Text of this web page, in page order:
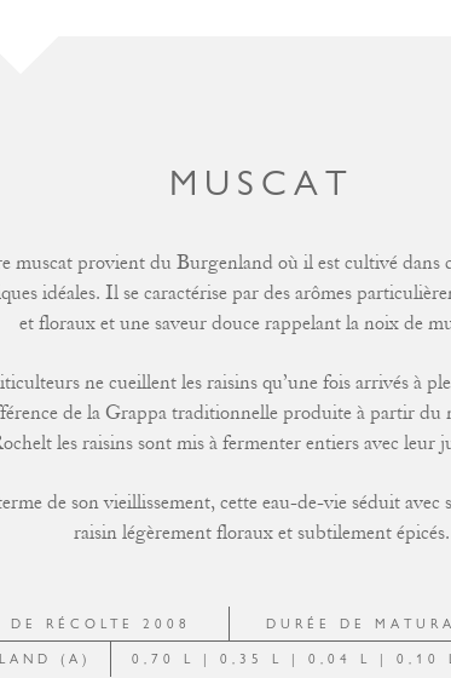
MUSCAT
muscat provient du Burgenland où il est cultivé dans
idéales. Il se caractérise par des arômes
et floraux et une saveur douce rappelant la noix de
ne cueillent les raisins qu’une fois arrivés à
de la Grappa traditionnelle produite à partir du
les raisins sont mis à fermenter entiers avec leur
de son vieillissement, cette eau-de-vie séduit avec
raisin légèrement floraux et subtilement épicés.
DE RÉCOLTE 2008 DURÉE DE
(A) 0,70 L | 0,35 L | 0,04 L | 0,10